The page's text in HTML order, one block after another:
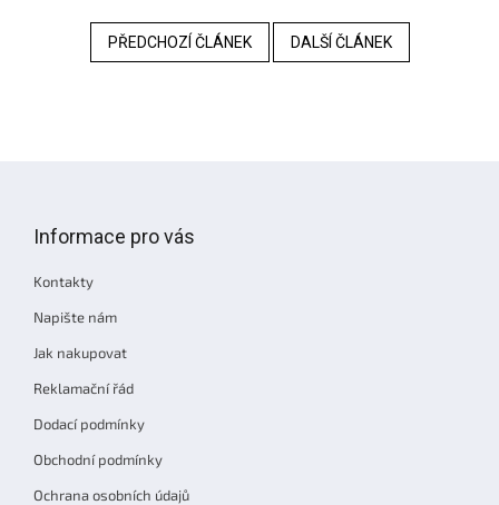
PŘEDCHOZÍ ČLÁNEK DALŠÍ ČLÁNEK
Informace pro vás
Kontakty
Napište nám
Jak nakupovat
Reklamační řád
Dodací podmínky
Obchodní podmínky
Ochrana osobních údajů